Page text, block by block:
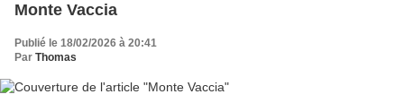
Monte Vaccia
Publié le 18/02/2026 à 20:41
Par Thomas